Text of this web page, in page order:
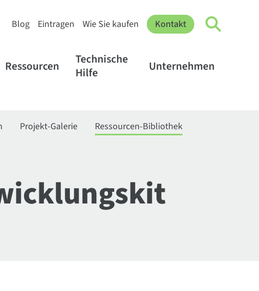
Blog Eintragen Wie Sie kaufen Kontakt
Ressourcen
Technische
Hilfe
Unternehmen
Projekt-Galerie
Ressourcen-Bibliothek